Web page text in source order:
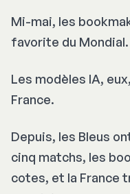
Mi-mai, les
favorite du Mondial.
Les modèles IA,
France.
Depuis, les Bleus
cinq matchs, les
cotes, et la France